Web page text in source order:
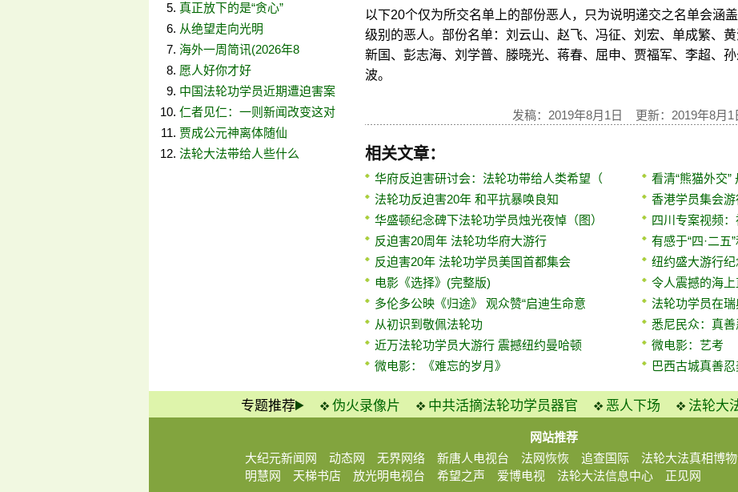
真正放下的是“贪心”
从绝望走向光明
海外一周简讯(2026年8
愿人好你才好
中国法轮功学员近期遭迫害案
仁者见仁：一则新闻改变这对
贾成公元神离体随仙
法轮大法带给人些什么
以下20个仅为所交名单上的部份恶人，只为说明递交之名单会涵
级别的恶人。部份名单：刘云山、赵飞、冯征、刘宏、单成繁、
新国、彭志海、刘学普、滕晓光、蒋春、屈申、贾福军、李超、
波。
发稿：2019年8月1日 更新：2019年8月1
相关文章：
华府反迫害研讨会：法轮功带给人类希望（
法轮功反迫害20年 和平抗暴唤良知
华盛顿纪念碑下法轮功学员烛光夜悼（图）
反迫害20周年 法轮功华府大游行
反迫害20年 法轮功学员美国首都集会
电影《选择》(完整版)
多伦多公映《归途》 观众赞“启迪生命意
从初识到敬佩法轮功
近万法轮功学员大游行 震撼纽约曼哈顿
微电影：《难忘的岁月》
看清“熊猫外交
香港学员集会
四川专案视频：
有感于“四·二五
纽约盛大游行
令人震撼的海
法轮功学员在
悉尼民众：真
微电影：艺考
巴西古城真善
专题推荐 伪火录像片 中共活摘法轮功学员器官 恶人下场 法轮大
网站推荐
大纪元新闻网
动态网 无界网络 新唐人电视台 法网恢恢 追查国际 法轮大法真相博
明慧网
天梯书店 放光明电视台 希望之声 爱博电视 法轮大法信息中心 正见网